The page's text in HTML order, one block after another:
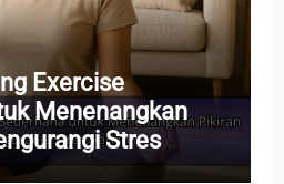
Exercise
Menenangkan
Stres